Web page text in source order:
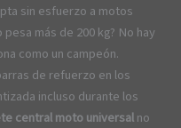
sin esfuerzo a motos
más de 200 kg? No hay
como un campeón.
de refuerzo en los
incluso durante los
central moto universalno